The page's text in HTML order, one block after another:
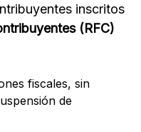
inscritos
(RFC)
fiscales, sin
de